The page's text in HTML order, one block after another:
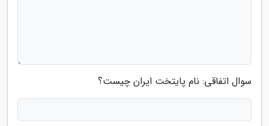
سوال اتفاقی: نام پایتخت ایران چیست؟